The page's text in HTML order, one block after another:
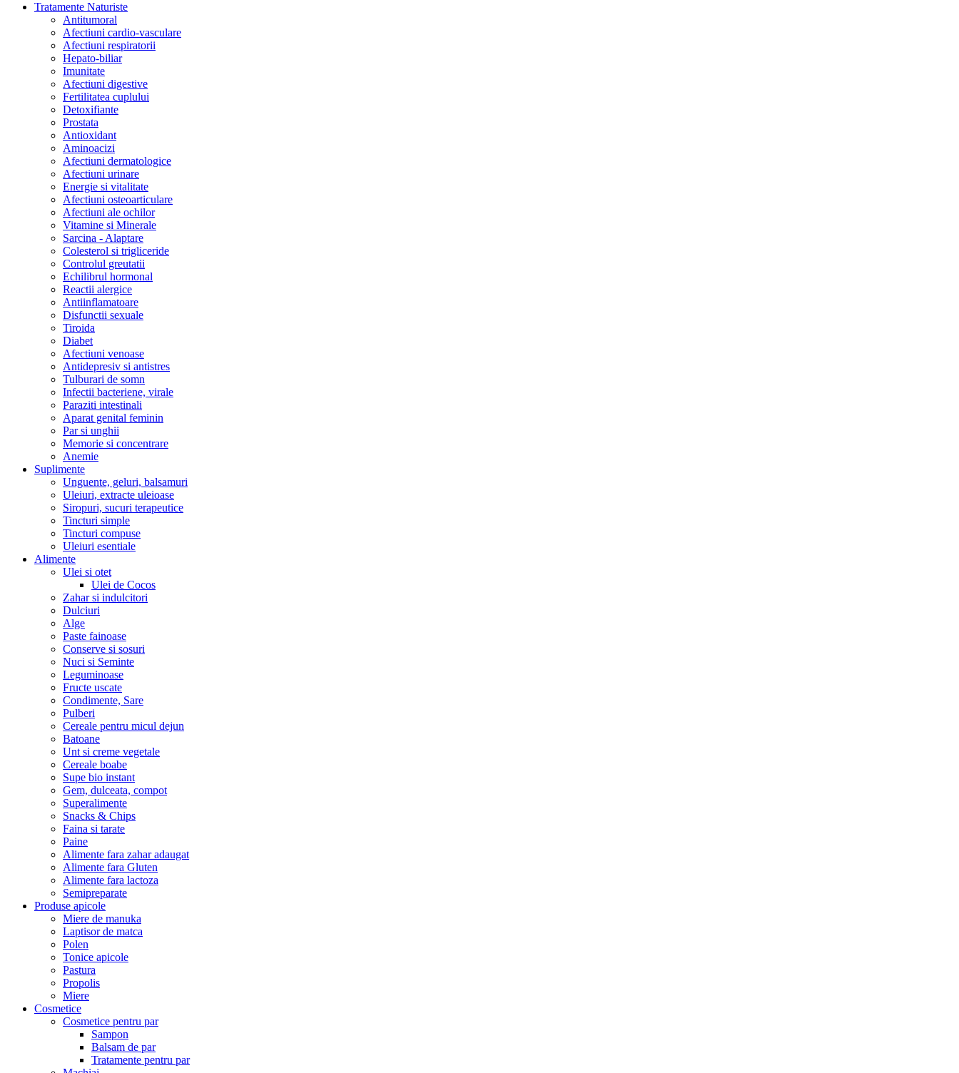
Tratamente Naturiste
Antitumoral
Afectiuni cardio-vasculare
Afectiuni respiratorii
Hepato-biliar
Imunitate
Afectiuni digestive
Fertilitatea cuplului
Detoxifiante
Prostata
Antioxidant
Aminoacizi
Afectiuni dermatologice
Afectiuni urinare
Energie si vitalitate
Afectiuni osteoarticulare
Afectiuni ale ochilor
Vitamine si Minerale
Sarcina - Alaptare
Colesterol si trigliceride
Controlul greutatii
Echilibrul hormonal
Reactii alergice
Antiinflamatoare
Disfunctii sexuale
Tiroida
Diabet
Afectiuni venoase
Antidepresiv si antistres
Tulburari de somn
Infectii bacteriene, virale
Paraziti intestinali
Aparat genital feminin
Par si unghii
Memorie si concentrare
Anemie
Suplimente
Unguente, geluri, balsamuri
Uleiuri, extracte uleioase
Siropuri, sucuri terapeutice
Tincturi simple
Tincturi compuse
Uleiuri esentiale
Alimente
Ulei si otet
Ulei de Cocos
Zahar si indulcitori
Dulciuri
Alge
Paste fainoase
Conserve si sosuri
Nuci si Seminte
Leguminoase
Fructe uscate
Condimente, Sare
Pulberi
Cereale pentru micul dejun
Batoane
Unt si creme vegetale
Cereale boabe
Supe bio instant
Gem, dulceata, compot
Superalimente
Snacks & Chips
Faina si tarate
Paine
Alimente fara zahar adaugat
Alimente fara Gluten
Alimente fara lactoza
Semipreparate
Produse apicole
Miere de manuka
Laptisor de matca
Polen
Tonice apicole
Pastura
Propolis
Miere
Cosmetice
Cosmetice pentru par
Sampon
Balsam de par
Tratamente pentru par